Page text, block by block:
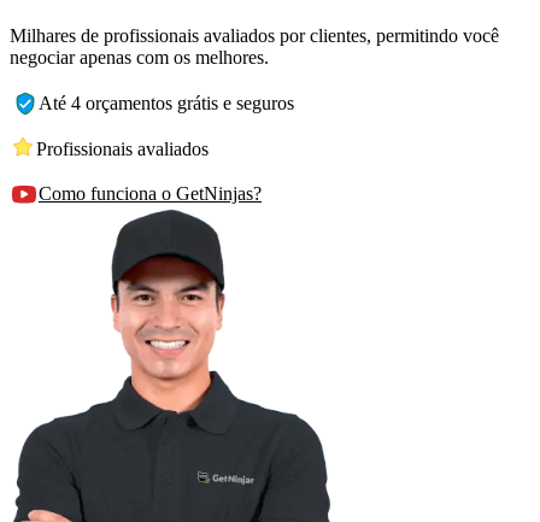
Milhares de profissionais avaliados por clientes, permitindo você
negociar apenas com os melhores.
Até 4 orçamentos grátis e seguros
Profissionais avaliados
Como funciona o GetNinjas?